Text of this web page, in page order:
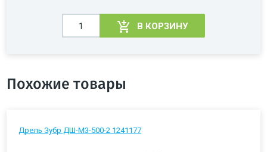
В КОРЗИНУ
Похожие товары
Дрель Зубр ДШ-М3-500-2 1241177